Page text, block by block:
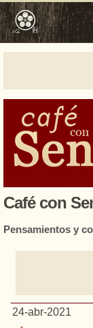
Café con
Pensamientos y
24-abr-2021